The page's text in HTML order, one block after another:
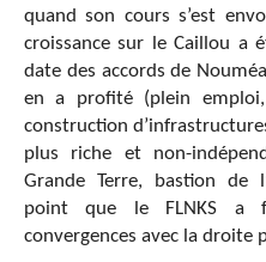
quand son cours s’est
croissance sur le Caillou a
date des accords de
en a profité (plein
construction
plus riche et non-
Grande Terre, bastion de
point que le FLNKS a
convergences avec la droite